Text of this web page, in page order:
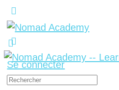
Se connecter